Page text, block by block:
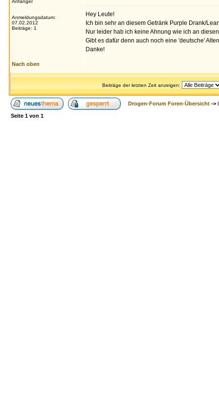
Anfänger
Anmeldungsdatum:
07.02.2012
Beiträge: 1
Hey Leute!
Ich bin sehr an diesem Getränk Purple Drank/
Nur leider hab ich keine Ahnung wie ich an
Gibt es dafür denn auch noch eine 'deutsche'
Danke!
Nach oben
Beiträge der letzten Zeit anzeigen:
Drogen-Forum Foren-Übersicht ->
Seite 1 von 1